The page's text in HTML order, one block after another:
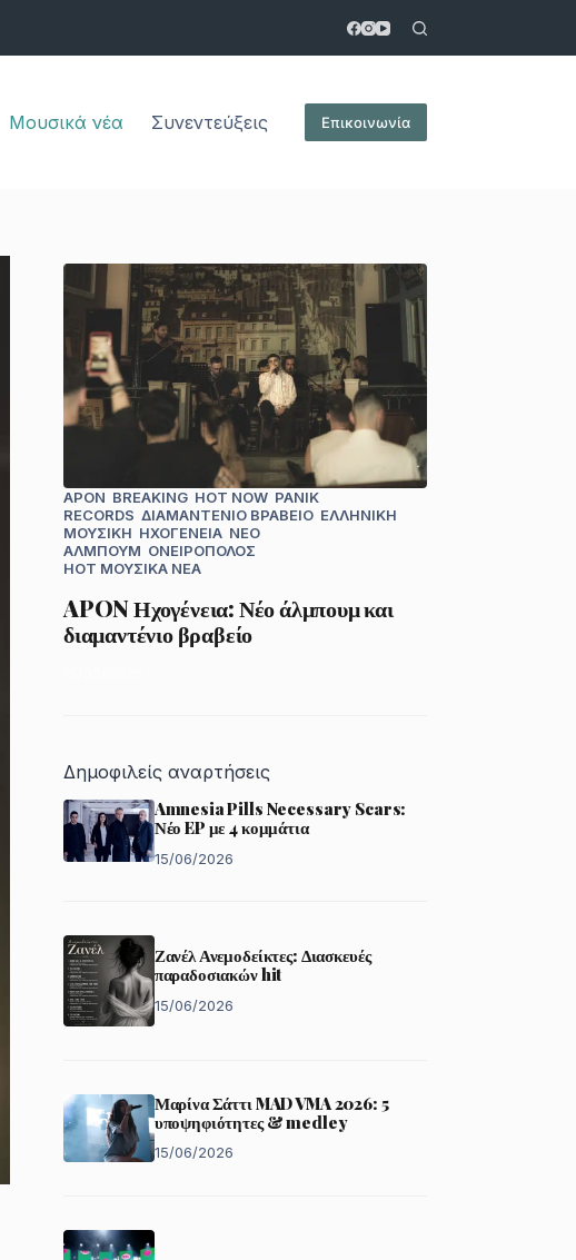
Μουσικά νέα Συνεντεύξεις Επικοινωνία
APON BREAKING HOT NOW PANIK
RECORDS ΔΙΑΜΑΝΤΈΝΙΟ ΒΡΑΒΕΊΟ ΕΛΛΗΝΙΚΉ
ΜΟΥΣΙΚΉ ΗΧΟΓΈΝΕΙΑ ΝΈΟ
ΆΛΜΠΟΥΜ ΟΝΕΙΡΟΠΌΛΟΣ
HOT ΜΟΥΣΙΚΆ ΝΈΑ
APON Ηχογένεια: Νέο άλμπουμ και
διαμαντένιο βραβείο
Δημοφιλείς αναρτήσεις
Amnesia Pills Necessary Scars:
Νέο EP με 4 κομμάτια
15/06/2026
Ζανέλ Ανεμοδείκτες: Διασκευές
παραδοσιακών hit
15/06/2026
Μαρίνα Σάττι MAD VMA 2026: 5
υποψηφιότητες & medley
15/06/2026